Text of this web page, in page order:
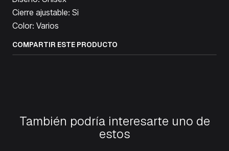
Cierre ajustable: Si
Color: Varios
COMPARTIR ESTE PRODUCTO
También podría interesarte uno de
estos